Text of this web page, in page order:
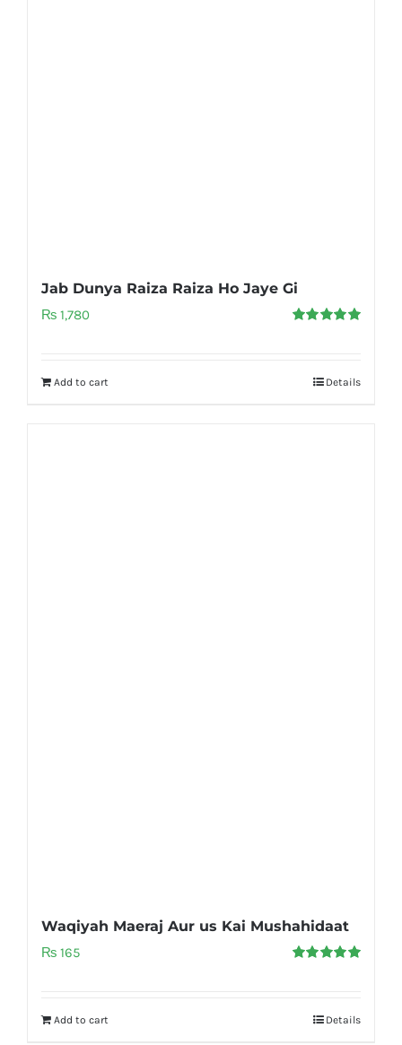
Jab Dunya Raiza Raiza Ho Jaye Gi
₨ 1,780
Add to cart Details
Waqiyah Maeraj Aur us Kai Mushahidaat
₨ 165
Add to cart Details